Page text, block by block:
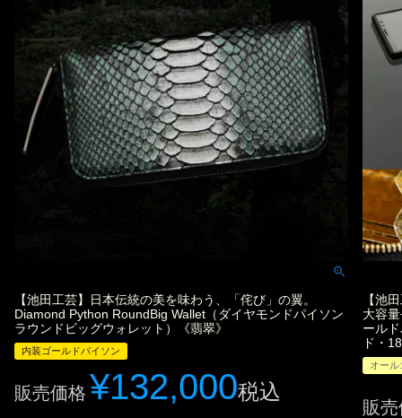
【池田工芸】日本伝統の美を味わう、「侘び」の翼。
Diamond Python RoundBig Wallet（ダイヤモンドパイソン
ラウンドビッグウォレット）《翡翠》
内装ゴールドパイソン
販売価格 ¥132,000税込
【池
大容
ール
ド・
オール
販